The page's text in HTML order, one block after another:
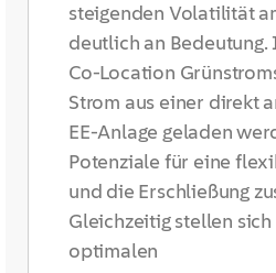
steigenden Volatilität
deutlich an Bedeutung.
Co-Location
Strom aus einer direkt
EE-Anlage geladen
Potenziale für eine
und die Erschließung
Gleichzeitig stellen
optimalen